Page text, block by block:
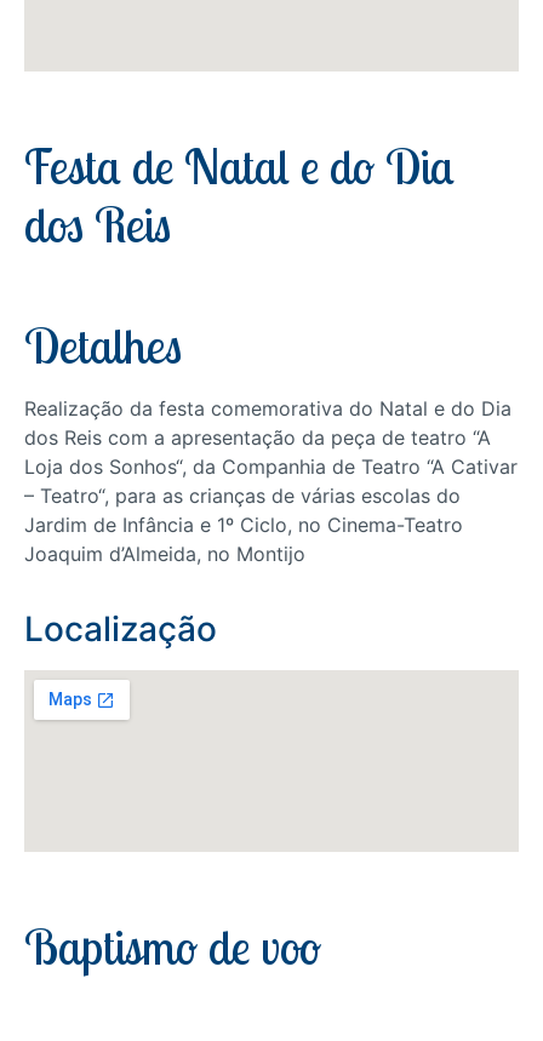
Festa de Natal e do Dia
dos Reis
Detalhes
Realização da festa comemorativa do Natal e do Dia
dos Reis com a apresentação da peça de teatro “A
Loja dos Sonhos“, da Companhia de Teatro “A Cativar
– Teatro“, para as crianças de várias escolas do
Jardim de Infância e 1º Ciclo, no Cinema-Teatro
Joaquim d’Almeida, no Montijo
Localização
Baptismo de voo